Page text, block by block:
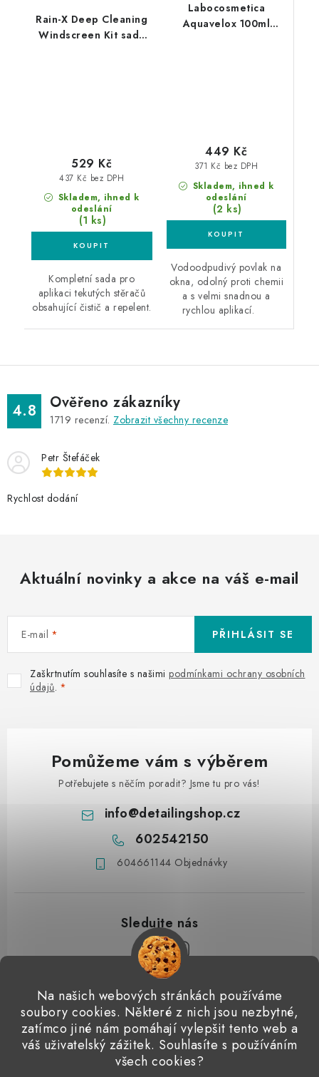
Na našich webových stránkách používáme
soubory cookies. Některé z nich jsou nezbytné,
zatímco jiné nám pomáhají vylepšit tento web a
váš uživatelský zážitek. Souhlasíte s používáním
všech cookies?
Rain-X Deep Cleaning
Windscreen Kit sada
Skladem, ihned k
odeslání
(1 ks)
437 Kč bez DPH
529 Kč
Kompletní sada pro
aplikaci tekutých stěračů
obsahující čistič a repelent.
Labocosmetica
Aquavelox 100ml
Skladem, ihned k
odeslání
(2 ks)
371 Kč bez DPH
449 Kč
Vodoodpudivý povlak na
okna, odolný proti chemii
a s velmi snadnou a
rychlou aplikací.
4.8 Ověřeno zákazníky
1719 recenzí. Zobrazit všechny recenze
Petr Štefáček
Rychlost dodání
Aktuální novinky a akce na váš e-mail
E-mail
Zaškrtnutím souhlasíte s našimi podmínkami ochrany osobních
údajů.
PŘIHLÁSIT SE
Pomůžeme vám s výběrem
Potřebujete s něčím poradit? Jsme tu pro vás!
info@detailingshop.cz
602542150
604661144 Objednávky
Přijímáme online platby
Detailingclub Dodo Juice Gyeon Quartz ValetPRO
Microfiber Madness